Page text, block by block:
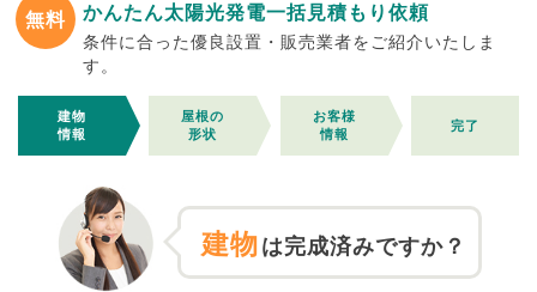
無料 かんたん太陽光発電一括見積もり依頼
条件に合った優良設置・販売業者をご紹介いたしま
す。
建物
情報
屋根の
形状
お客様
情報
完了
建物 は完成済みですか？